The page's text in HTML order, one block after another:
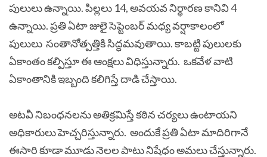
పులులు ఉన్నాయి. పిల్లలు 14, అవయవ నిర్ధారణ కానివి 4
ఉన్నాయి. ప్రతి ఏటా జులై సెప్టెంబర్ మధ్య వర్షాకాలంలో
పులులు సంతానోత్పత్తికి సిద్ధమవుతాయి. కాబట్టి పులులకు
ఏకాంతం కల్పిస్తూ ఈ ఆంక్షలు విధిస్తున్నారు. ఒకవేళ వాటి
ఏకాంతానికి ఇబ్బంది కలిగిస్తే దాడి చేస్తాయి.
అటవీ నిబంధనలను అతిక్రమిస్తే కఠిన చర్యలు ఉంటాయని
అధికారులు హెచ్చరిస్తున్నారు. అందుకే ప్రతి ఏటా మాదిరిగానే
ఈసారి కూడా మూడు నెలల పాటు నిషేధం అమలు చేస్తున్నారు.